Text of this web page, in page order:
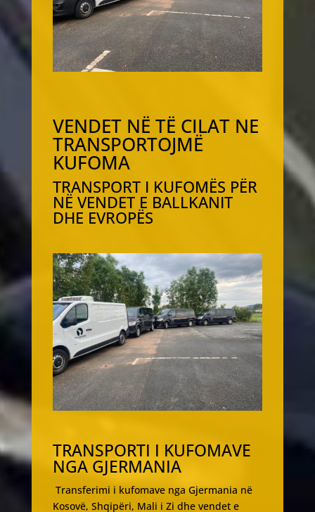
VENDET NË TË CILAT NE
TRANSPORTOJMË
KUFOMA
TRANSPORT I KUFOMËS PËR
NË VENDET E BALLKANIT
DHE EVROPËS
TRANSPORTI I KUFOMAVE
NGA GJERMANIA
Transferimi i kufomave nga Gjermania në
Kosovë, Shqipëri, Mali i Zi dhe vendet e